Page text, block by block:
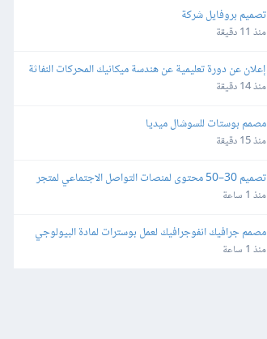
تصميم بروفايل شركة
منذ 11 دقيقة
مدة دقيقة
منذ 14 دقيقة
مصمم بوستات للسوشال ميديا
منذ 15 دقيقة
تصميم 30–50 محتوى لمنصات التواصل الاجتماعي لمتجر
إلكتروني بالفوتوشوب
منذ 1 ساعة
باللغة الإنجليزية بطريقة كرياتيف
منذ 1 ساعة